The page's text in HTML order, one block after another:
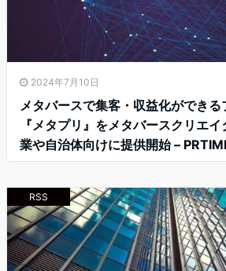
2024年7月10日
メタバースで集客・収益化ができる
『メタプリ』をメタバースクリエ
業や自治体向けに提供開始 –
RSS